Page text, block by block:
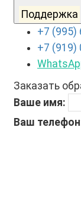
Поддержка
+7 (995)
+7 (919)
Заказать
Ваше имя:
Ваш